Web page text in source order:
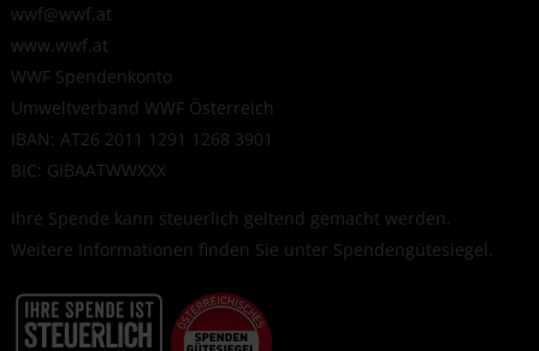
wwf@wwf.at
www.wwf.at
WWF Spendenkonto
Umweltverband WWF Österreich
IBAN: AT26 2011 1291 1268 3901
BIC: GIBAATWWXXX
Ihre Spende kann steuerlich geltend gemacht werden.
Weitere Informationen finden Sie unter Spendengütesiegel.